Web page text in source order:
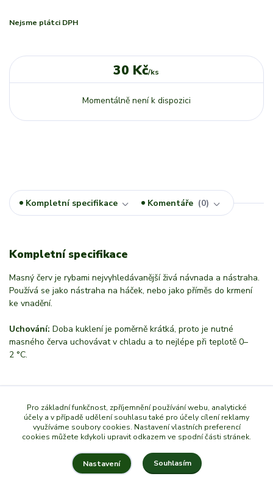
Nejsme plátci DPH
30 Kč/ks
Momentálně není k dispozici
Kompletní specifikace Komentáře 0
Kompletní specifikace
Masný červ je rybami nejvyhledávanější živá návnada a nástraha.
Používá se jako nástraha na háček, nebo jako příměs do krmení
ke vnadění.
Uchování: Doba kuklení je poměrně krátká, proto je nutné
masného červa uchovávat v chladu a to nejlépe při teplotě 0–
2 °C.
Zboží zařazeno v kategoriích
Krmení a nástrahy
Pro základní funkčnost, zpříjemnění používání webu, analytické
účely a v případě udělení souhlasu také pro účely cílení reklamy
využíváme soubory cookies. Nastavení vlastních preferencí
cookies můžete kdykoli upravit odkazem ve spodní části stránek.
Nastavení Souhlasím